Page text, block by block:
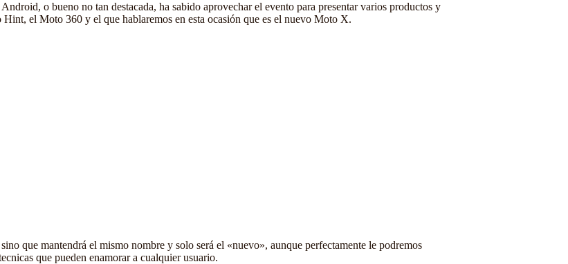
Android, o bueno no tan destacada, ha sabido aprovechar el evento para presentar varios productos y
el Moto 360 y el que hablaremos en esta ocasión que es el nuevo Moto X.
que mantendrá el mismo nombre y solo será el «nuevo», aunque perfectamente le podremos
que pueden enamorar a cualquier usuario.